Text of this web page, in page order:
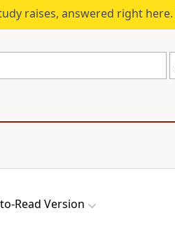
raises, answered right here.
Read Version